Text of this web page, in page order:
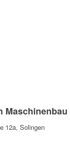
Maschinenbau
12a, Solingen